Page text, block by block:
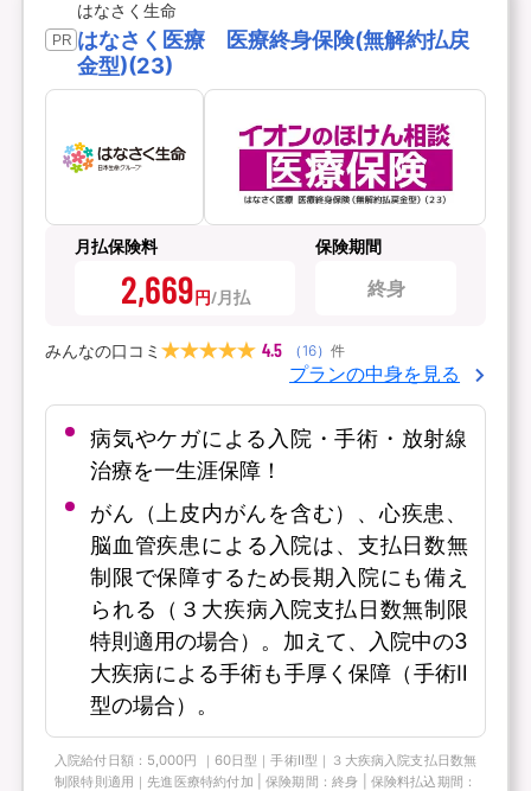
イオンカード会員さま専用保険
PR
はなさく生命
はなさく医療 医療終身保険(無解約払戻
金型)(23)
月払保険料
2,669円
保険期間
終身
みんなの口コミ 4.5 （ 16） 件
プランの中身を見る
病気やケガによる入院・手術・放射線
治療を一生涯保障！
がん（上皮内がんを含む）、心疾患、
脳血管疾患による入院は、支払日数無
制限で保障するため長期入院にも備え
られる（３大疾病入院支払日数無制限
特則適用の場合）。加えて、入院中の3
大疾病による手術も手厚く保障（手術Ⅱ
型の場合）。
入院給付日額：5,000円 ｜60日型｜手術Ⅱ型｜３大疾病入院支払日数無
制限特則適用｜先進医療特約付加 | 保険期間：終身 | 保険料払込期間：